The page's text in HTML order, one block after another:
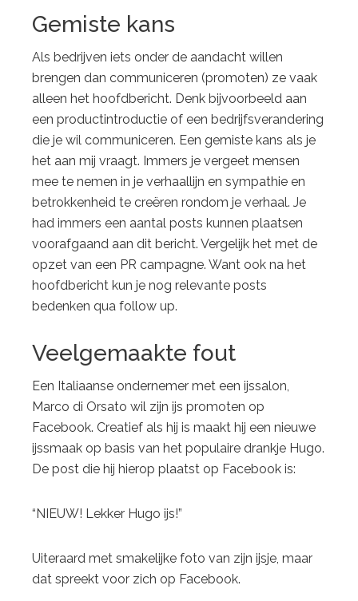
Gemiste kans
Als bedrijven iets onder de aandacht willen
brengen dan communiceren (promoten) ze vaak
alleen het hoofdbericht. Denk bijvoorbeeld aan
een productintroductie of een bedrijfsverandering
die je wil communiceren. Een gemiste kans als je
het aan mij vraagt. Immers je vergeet mensen
mee te nemen in je verhaallijn en sympathie en
betrokkenheid te creëren rondom je verhaal. Je
had immers een aantal posts kunnen plaatsen
voorafgaand aan dit bericht. Vergelijk het met de
opzet van een PR campagne. Want ook na het
hoofdbericht kun je nog relevante posts
bedenken qua follow up.
Veelgemaakte fout
Een Italiaanse ondernemer met een ijssalon,
Marco di Orsato wil zijn ijs promoten op
Facebook. Creatief als hij is maakt hij een nieuwe
ijssmaak op basis van het populaire drankje Hugo.
De post die hij hierop plaatst op Facebook is:
“NIEUW! Lekker Hugo ijs!”
Uiteraard met smakelijke foto van zijn ijsje, maar
dat spreekt voor zich op Facebook.